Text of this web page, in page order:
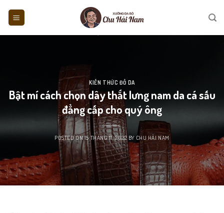
KIẾN THỨC ĐỒ DA
Bật mí cách chọn dây thắt lưng nam da cá sấu
đẳng cấp cho quý ông
POSTED ON15 THÁNG 11, 2022BY CHU HẢI NAM